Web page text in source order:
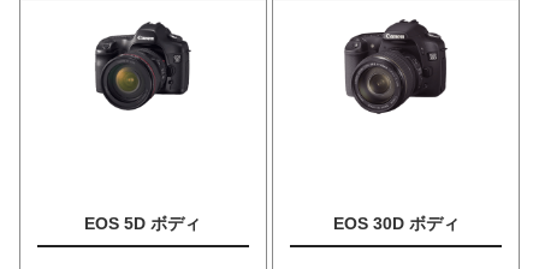
EOS 5D ボディ EOS 30D ボディ